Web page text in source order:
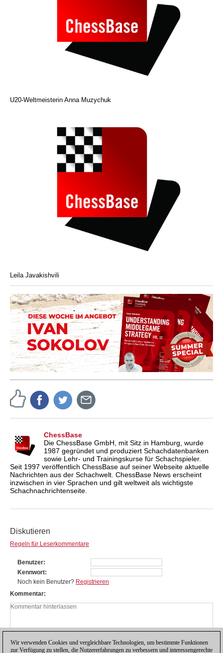
U20-Weltmeisterin Anna Muzychuk
Leila Javakishvili
ChessBase
Die ChessBase GmbH, mit Sitz in Hamburg, wurde
1987 gegründet und produziert Schachdatenbanken
sowie Lehr- und Trainingskurse für Schachspieler.
Seit 1997 veröffentlich ChessBase auf seiner Webseite aktuelle
Nachrichten aus der Schachwelt. ChessBase News erscheint
inzwischen in vier Sprachen und gilt weltweit als wichtigste
Schachnachrichtenseite.
Diskutieren
Regeln für Leserkommentare
Benutzer
Kennwort
Noch kein Benutzer? Registrieren
Kommentar
Wir verwenden Cookies und vergleichbare Technologien, um bestimmte Funktionen
zur Verfügung zu stellen, die Nutzererfahrungen zu verbessern und interessengerechte